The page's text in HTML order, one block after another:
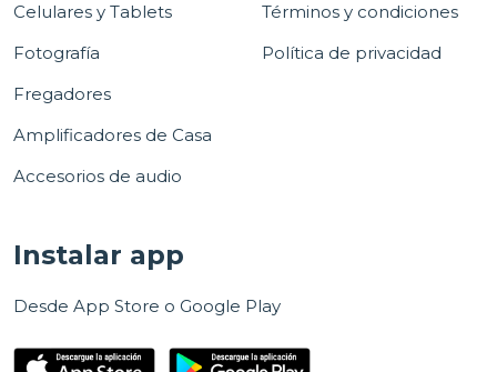
Celulares y Tablets
Fotografía
Fregadores
Amplificadores de Casa
Accesorios de audio
Términos y condiciones
Política de privacidad
Instalar app
Desde App Store o Google Play